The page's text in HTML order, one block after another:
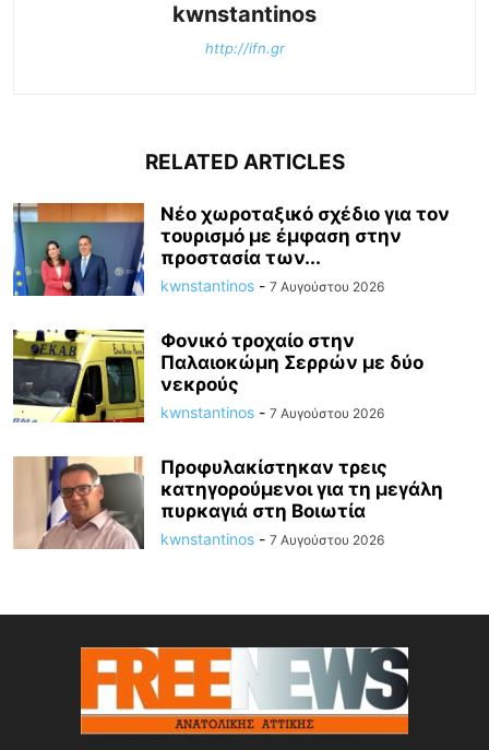
kwnstantinos
http://ifn.gr
RELATED ARTICLES
Νέο χωροταξικό σχέδιο για τον
τουρισμό με έμφαση στην
προστασία των...
kwnstantinos - 7 Αυγούστου 2026
Φονικό τροχαίο στην
Παλαιοκώμη Σερρών με δύο
νεκρούς
kwnstantinos - 7 Αυγούστου 2026
Προφυλακίστηκαν τρεις
κατηγορούμενοι για τη μεγάλη
πυρκαγιά στη Βοιωτία
kwnstantinos - 7 Αυγούστου 2026